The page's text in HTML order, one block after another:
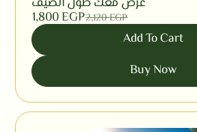
2,120EGP
1,800EGP
Add To Cart
Buy Now